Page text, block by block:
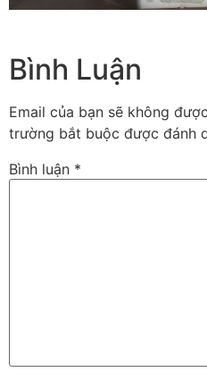
Bình Luận
Email của bạn sẽ không
trường bắt buộc được đánh
Bình luận *